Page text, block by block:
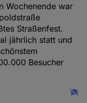
Wochenende war
Straßenfest.
jährlich statt und
Besucher